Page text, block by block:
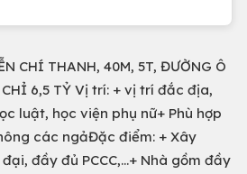
CHÍ THANH, 40M, 5T, ĐƯỜNG Ô
CHỈ 6,5 TỶ Vị trí: + vị trí đắc địa,
luật, học viện phụ nữ+ Phù hợp
các ngảĐặc điểm: + Xây
đầy đủ PCCC,…+ Nhà gồm đầy